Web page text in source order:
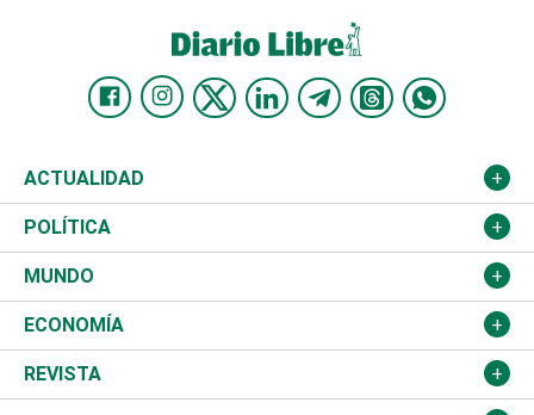
ACTUALIDAD
Nacional
Ciudad
Educación
Salud
POLÍTICA
Partidos
JCE
TSE
MUNDO
Estados Unidos
América Latina
ECONOMÍA
Finanzas
REVISTA